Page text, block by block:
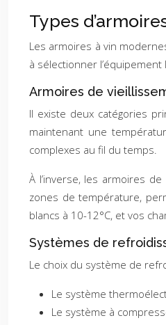
Types
Les armoires à vin
à sélectionner
Armoires de
Il existe deux catégories
maintenant une
complexes au fil du temps.
À l’inverse, les armoires
zones de température,
blancs à 10-12°C, et vos
Systèmes de
Le choix du système de
Le système
Le système à